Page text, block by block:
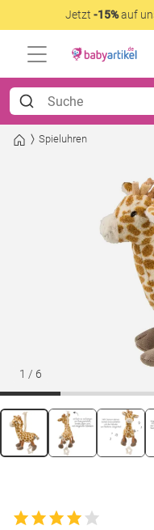
Jetzt -15%auf
Spieluhren
1 / 6